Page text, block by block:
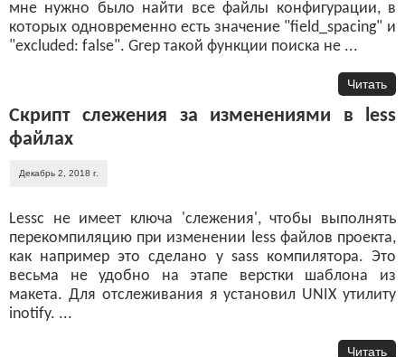
мне нужно было найти все файлы конфигурации, в
которых одновременно есть значение "field_spacing" и
"excluded: false". Grep такой функции поиска не ...
Читать
Скрипт слежения за изменениями в less
файлах
Декабрь 2, 2018 г.
Lessc не имеет ключа 'слежения', чтобы выполнять
перекомпиляцию при изменении less файлов проекта,
как например это сделано у sass компилятора. Это
весьма не удобно на этапе верстки шаблона из
макета. Для отслеживания я установил UNIX утилиту
inotify. ...
Читать